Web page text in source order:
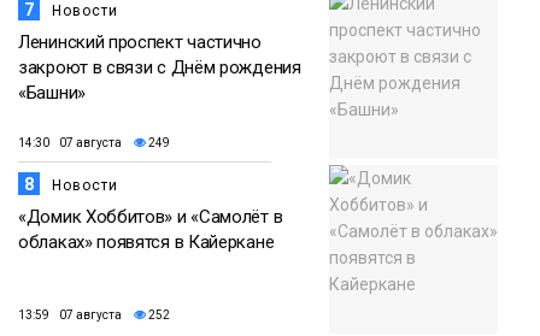
7 Новости
Ленинский проспект частично
закроют в связи с Днём рождения
«Башни»
14:30 07 августа 249
8 Новости
«Домик Хоббитов» и «Самолёт в
облаках» появятся в Кайеркане
13:59 07 августа 252